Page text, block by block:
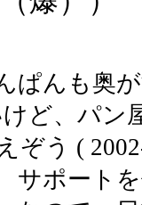
んも奥が
ど、パン
ぞう (
ポートを